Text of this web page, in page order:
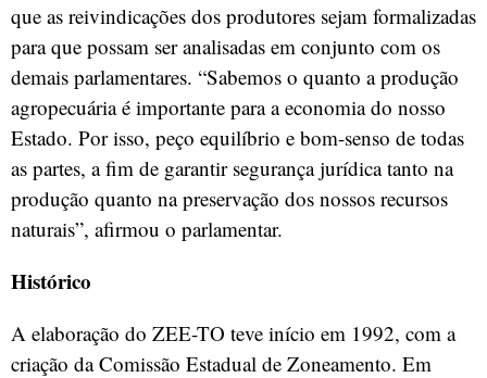
que as reivindicações dos produtores sejam formalizadas
para que possam ser analisadas em conjunto com os
demais parlamentares. “Sabemos o quanto a produção
agropecuária é importante para a economia do nosso
Estado. Por isso, peço equilíbrio e bom-senso de todas
as partes, a fim de garantir segurança jurídica tanto na
produção quanto na preservação dos nossos recursos
naturais”, afirmou o parlamentar.
Histórico
A elaboração do ZEE-TO teve início em 1992, com a
criação da Comissão Estadual de Zoneamento. Em